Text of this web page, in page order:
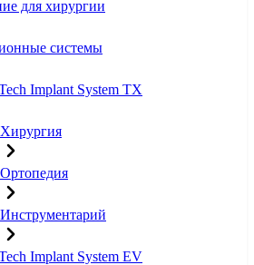
для хирургии
системы
Implant System TX
Хирургия
Ортопедия
Инструментарий
Implant System EV